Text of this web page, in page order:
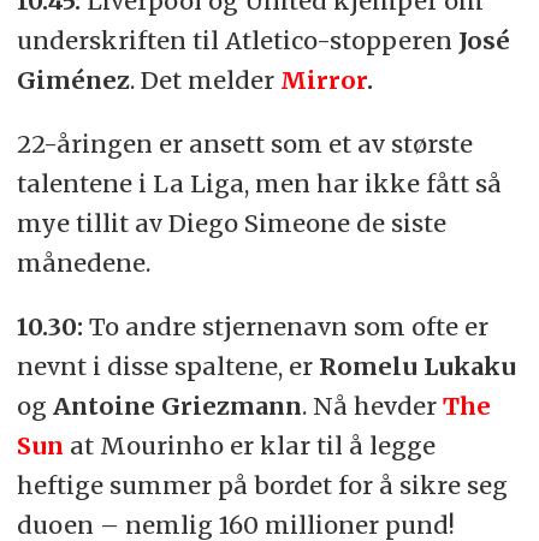
underskriften til Atletico-stopperen José
Giménez. Det melder Mirror.
22-åringen er ansett som et av største
talentene i La Liga, men har ikke fått så
mye tillit av Diego Simeone de siste
månedene.
10.30: To andre stjernenavn som ofte er
nevnt i disse spaltene, er Romelu Lukaku
og Antoine Griezmann. Nå hevder The
Sun at Mourinho er klar til å legge
heftige summer på bordet for å sikre seg
duoen – nemlig 160 millioner pund!